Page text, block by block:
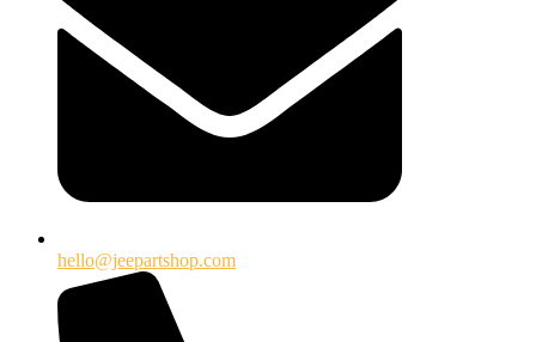
hello@jeepartshop.com